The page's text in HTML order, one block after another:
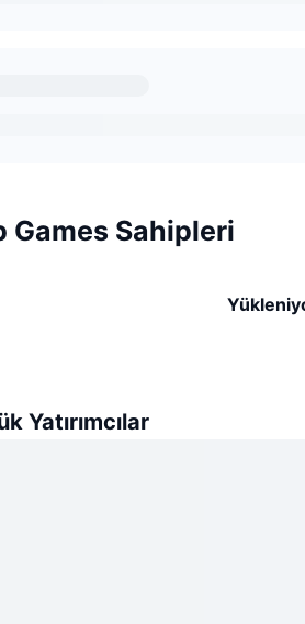
Games Sahipleri
Yatırımcılar